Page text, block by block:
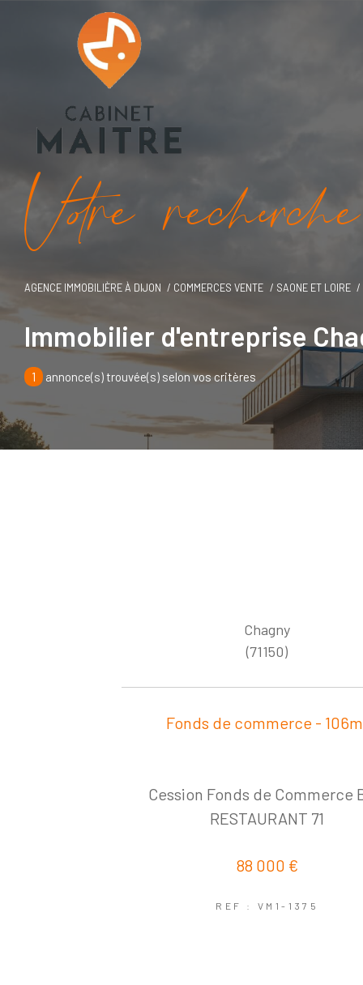
Vore recece
AGENCE IMMOBILIÈRE À DIJON COMMERCES VENTE SAONE ET LOIRE
Immobilier d'entreprise
1 annonce(s) trouvée(s) selon vos critères
Chagny
(71150)
Fonds de commerce -
Cession Fonds de Commerce
RESTAURANT 71
88 000 €
REF : VM1-1375